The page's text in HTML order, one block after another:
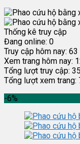
Thống kê truy cập
Đang online: 0
Truy cập hôm nay: 63
Xem trang hôm nay:
Tổng lượt truy cập:
Tổng lượt xem trang:
-6%